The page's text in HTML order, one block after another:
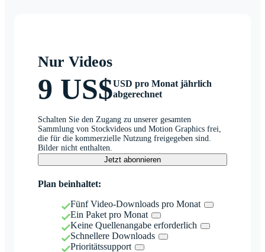
Nur Videos
9 US$USD pro Monat jährlich
abgerechnet
Schalten Sie den Zugang zu unserer gesamten
Sammlung von Stockvideos und Motion Graphics frei,
die für die kommerzielle Nutzung freigegeben sind.
Bilder nicht enthalten.
Jetzt abonnieren
Plan beinhaltet:
Fünf Video-Downloads pro Monat
Ein Paket pro Monat
Keine Quellenangabe erforderlich
Schnellere Downloads
Prioritätssupport